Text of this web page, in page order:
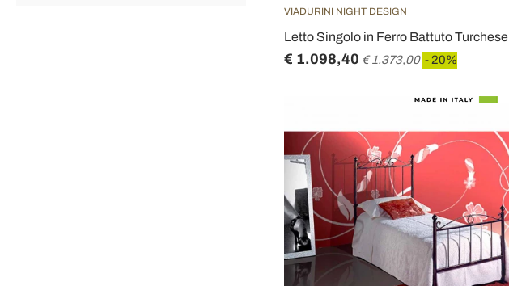
VIADURINI NIGHT DESIGN
Letto Singolo in Ferro Battuto Turchese
€ 1.098,40 € 1.373,00 - 20%